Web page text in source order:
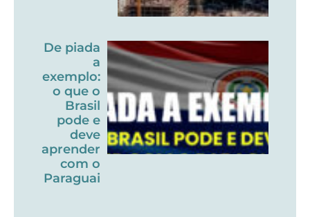
De piada
a
exemplo:
o que o
Brasil
pode e
deve
aprender
com o
Paraguai